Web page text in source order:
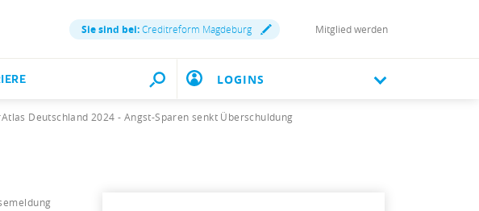
Sie sind bei:Creditreform Magdeburg Mitglied werden
LOGINS
Deutschland 2024 - Angst-Sparen senkt Überschuldung